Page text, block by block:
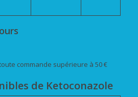
commande supérieure à 50 €
de Ketoconazole